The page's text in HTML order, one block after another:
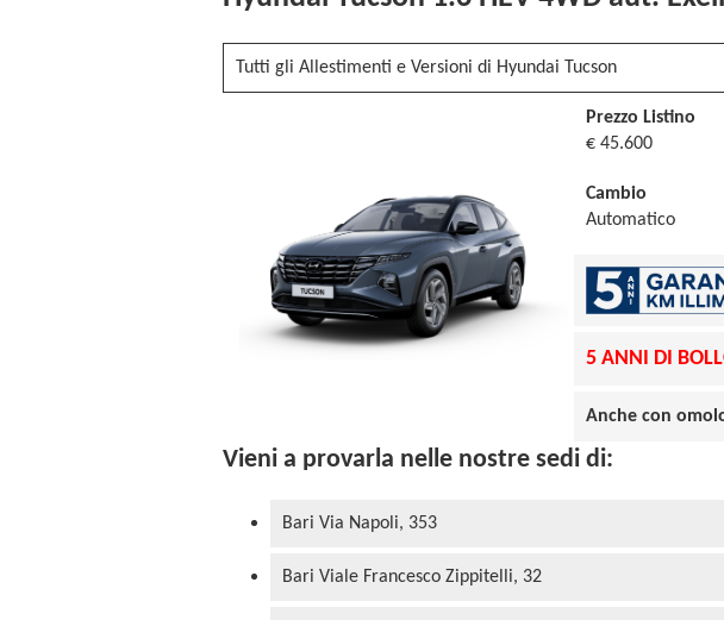
Tutti gli Allestimenti e Versioni di Hyundai Tucson
Prezzo Listino
€ 45.600
Cambio
Automatico
5 ANNI DI
Anche con
Vieni a provarla nelle nostre sedi di:
Bari Via Napoli, 353
Bari Viale Francesco Zippitelli, 32